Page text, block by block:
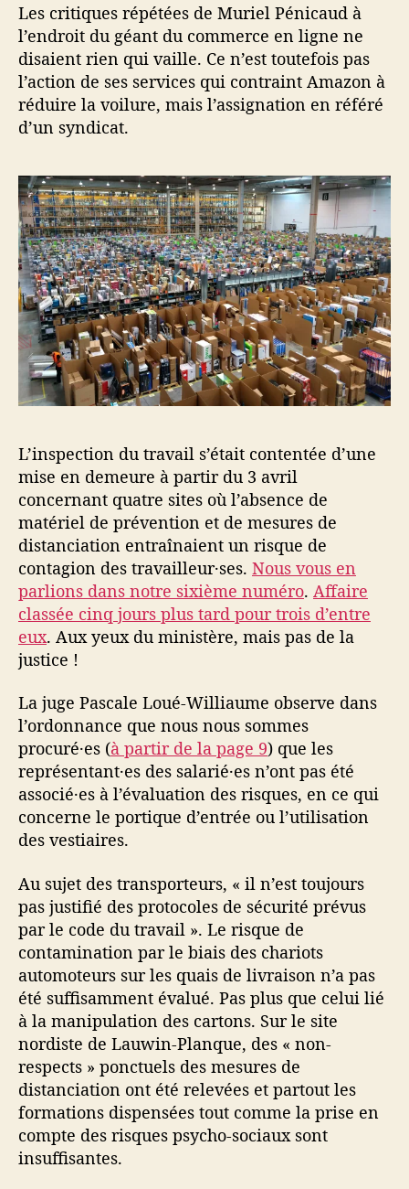
Les critiques répétées de Muriel Pénicaud à
l’endroit du géant du commerce en ligne ne
disaient rien qui vaille. Ce n’est toutefois pas
l’action de ses services qui contraint Amazon à
réduire la voilure, mais l’assignation en référé
d’un syndicat.
L’inspection du travail s’était contentée d’une
mise en demeure à partir du 3 avril
concernant quatre sites où l’absence de
matériel de prévention et de mesures de
distanciation entraînaient un risque de
contagion des travailleur·ses. Nous vous en
parlions dans notre sixième numéro. Affaire
classée cinq jours plus tard pour trois d’entre
eux. Aux yeux du ministère, mais pas de la
justice !
La juge Pascale Loué-Williaume observe dans
l’ordonnance que nous nous sommes
procuré·es (à partir de la page 9) que les
représentant·es des salarié·es n’ont pas été
associé·es à l’évaluation des risques, en ce qui
concerne le portique d’entrée ou l’utilisation
des vestiaires.
Au sujet des transporteurs, « il n’est toujours
pas justifié des protocoles de sécurité prévus
par le code du travail ». Le risque de
contamination par le biais des chariots
automoteurs sur les quais de livraison n’a pas
été suffisamment évalué. Pas plus que celui lié
à la manipulation des cartons. Sur le site
nordiste de Lauwin-Planque, des « non-
respects » ponctuels des mesures de
distanciation ont été relevées et partout les
formations dispensées tout comme la prise en
compte des risques psycho-sociaux sont
insuffisantes.